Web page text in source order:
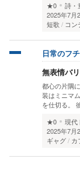
★0 詩・
2025年7月
短歌
コン
日常のフ
無表情バ
都心の片隅
装はミニマ
を仕切る。
★0
現代
2025年7月
ギャグ
カ